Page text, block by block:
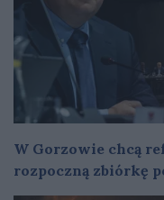
W Gorzowie chcą
rozpoczną zbiórkę